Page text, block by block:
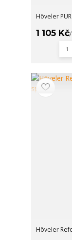
Höveler
1 105 Kč/
Höveler